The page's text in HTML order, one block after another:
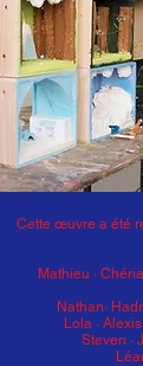
Cette œuvre a été
Mathieu ·
Nathan·
Lola ·
Steven ·